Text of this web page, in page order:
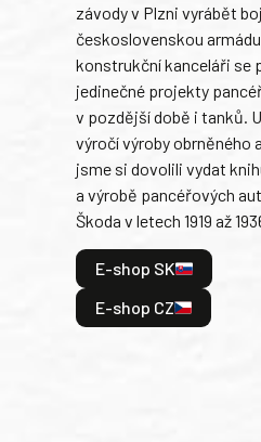
závody v Plzni vyrábět
československou
konstrukční kanceláři se
jedinečné projekty
v pozdější době i tanků.
výročí výroby obrněného
jsme si dovolili vydat
a výrobě pancéřových
Škoda v letech 1919 až
E-shop SK
E-shop CZ